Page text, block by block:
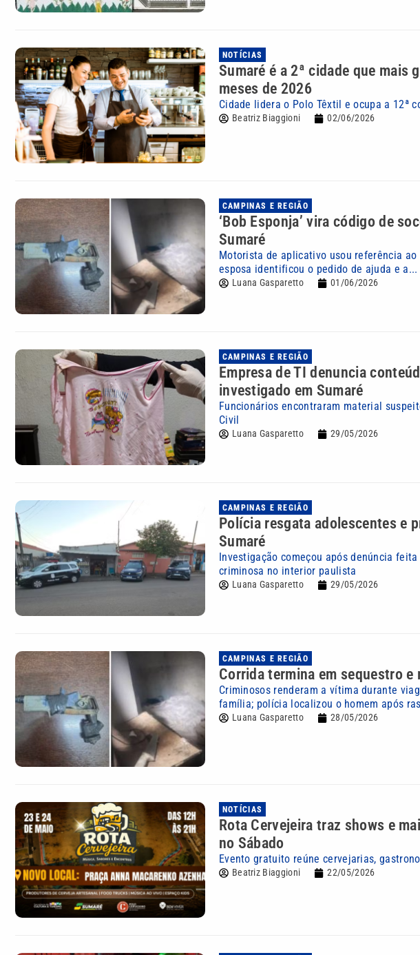
NOTÍCIAS
Sumaré é a 2ª cidade que mais
meses de 2026
Cidade lidera o Polo Têxtil e ocupa a 12ª
Beatriz Biaggioni 02/06/2026
CAMPINAS E REGIÃO
‘Bob Esponja’ vira código de
Sumaré
Motorista de aplicativo usou referência
esposa identificou o pedido de ajuda e a...
Luana Gasparetto 01/06/2026
CAMPINAS E REGIÃO
Empresa de TI denuncia
investigado em Sumaré
Funcionários encontraram material
Civil
Luana Gasparetto 29/05/2026
CAMPINAS E REGIÃO
Polícia resgata adolescentes e
Sumaré
Investigação começou após denúncia
criminosa no interior paulista
Luana Gasparetto 29/05/2026
CAMPINAS E REGIÃO
Corrida termina em sequestro
Criminosos renderam a vítima durante
família; polícia localizou o homem após
Luana Gasparetto 28/05/2026
NOTÍCIAS
Rota Cervejeira traz shows e
no Sábado
Evento gratuito reúne cervejarias,
Beatriz Biaggioni 22/05/2026